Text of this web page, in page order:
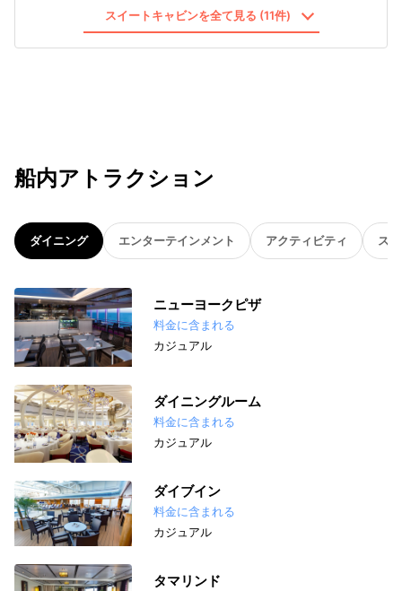
スイートキャビンを全て見る (11件)
船内アトラクション
ダイニング エンターテインメント アクティビティ ス
ニューヨークピザ
料金に含まれる
カジュアル
ダイニングルーム
料金に含まれる
カジュアル
ダイブイン
料金に含まれる
カジュアル
タマリンド